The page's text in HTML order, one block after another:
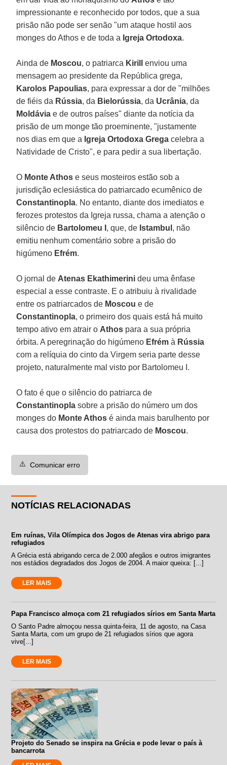
impressionante e reconhecido por todos, que a sua
prisão não pode ser senão "um ataque hostil aos
monges do Athos e de toda a Igreja Ortodoxa.
Ainda de Moscou, o patriarca Kirillenviou uma
mensagem ao presidente da República grega,
Karolos Papoulias, para expressar a dor de "milhões
de fiéis da Rússia, da Bielorússia, da Ucrânia, da
Moldáviae de outros países" diante da notícia da
prisão de um monge tão proeminente, "justamente
nos dias em que a Igreja Ortodoxa Gregacelebra a
Natividade de Cristo", e para pedir a sua libertação.
O Monte Athose seus mosteiros estão sob a
jurisdição eclesiástica do patriarcado ecumênico de
Constantinopla. No entanto, diante dos imediatos e
ferozes protestos da Igreja russa, chama a atenção o
silêncio de Bartolomeu I , que, de Istambul , não
emitiu nenhum comentário sobre a prisão do
higúmeno Efrém.
O jornal deAtenas Ekathimerinideu uma ênfase
especial a esse contraste. E o atribuiu à rivalidade
entre os patriarcados de Moscoue de
Constantinopla, o primeiro dos quais está há muito
tempo ativo em atrair oAthos para a sua própria
órbita. A peregrinação do higúmeno Efrémà Rússia
com a relíquia do cinto da Virgem seria parte desse
projeto, naturalmente mal visto por Bartolomeu I.
O fato é que o silêncio do patriarca de
Constantinoplasobre a prisão do número um dos
monges do Monte Athosé ainda mais barulhento por
causa dos protestos do patriarcado de Moscou.
⚠️ Comunicar erro
NOTÍCIAS RELACIONADAS
Em ruínas, Vila Olímpica dos Jogos de Atenas vira abrigo para
refugiados
A Grécia está abrigando cerca de 2.000 afegãos e outros imigrantes
nos estádios degradados dos Jogos de 2004. A maior queixa: [...]
LER MAIS
Papa Francisco almoça com 21 refugiados sírios em Santa Marta
O Santo Padre almoçou nessa quinta-feira, 11 de agosto, na Casa
Santa Marta, com um grupo de 21 refugiados sírios que agora
vive[...]
LER MAIS
Projeto do Senado se inspira na Grécia e pode levar o país à
bancarrota